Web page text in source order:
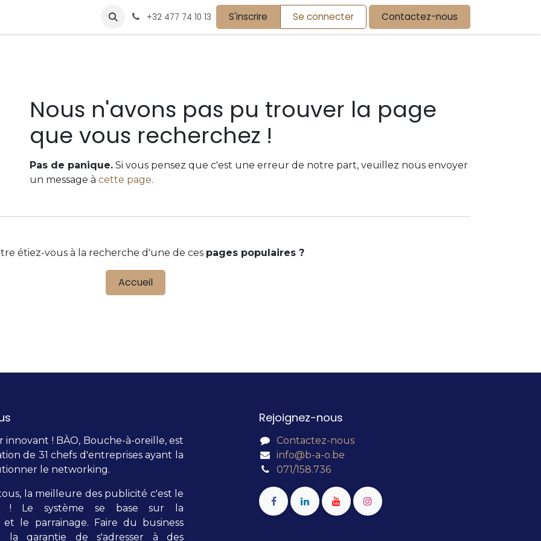
Devenir partenaire Nos partenaires Postes
+32 477 74 10 13 S'inscrire Se connecter Contactez-nous
Erreur 404
Nous n'avons pas pu trouver la page
que vous recherchez !
Pas de panique. Si vous pensez que c'est une erreur de notre part, veuillez nous envoyer
un message à cette page.
étiez-vous à la recherche d'une de ces pages populaires ?
Accueil
! BÀO, Bouche-à-oreille, est
de 31 chefs d'entreprises ayant la
le networking.
la meilleure des publicité c'est le
! Le système se base sur la
et le parrainage. Faire du business
la garantie de s'adresser à des
Rejoignez-nous
Contactez-nous
info@b-a-o.be
071/158.736